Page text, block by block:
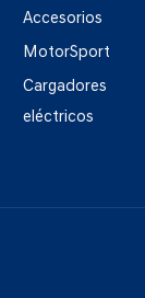
Accesorios
MotorSport
Cargadores
eléctricos